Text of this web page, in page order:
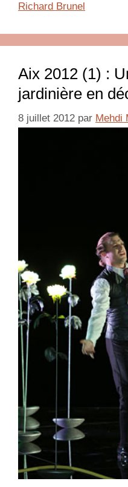
Richard Brunel
Aix 2012 (1) :
jardinière en
8 juillet 2012 par Mehdi